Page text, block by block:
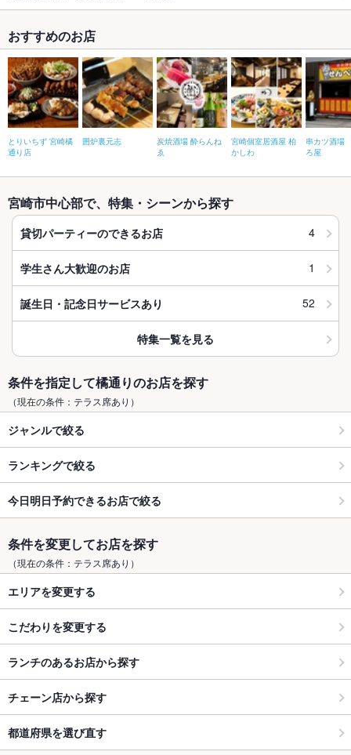
おすすめのお店
とりいちず 宮崎橘
通り店
囲炉裏元志
炭焼酒場 酔らんね
ゑ
宮崎個室居酒屋 柏
かしわ
串カツ酒場
ろ屋
宮崎市中心部で、特集・シーンから探す
貸切パーティーのできるお店 4
学生さん大歓迎のお店 1
誕生日・記念日サービスあり 52
特集一覧を見る
条件を指定して橘通りのお店を探す
（現在の条件：テラス席あり）
ジャンルで絞る
ランキングで絞る
今日明日予約できるお店で絞る
条件を変更してお店を探す
（現在の条件：テラス席あり）
エリアを変更する
こだわりを変更する
ランチのあるお店から探す
チェーン店から探す
都道府県を選び直す